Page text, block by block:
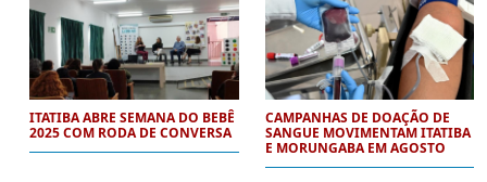
ITATIBA ABRE SEMANA DO BEBÊ
2025 COM RODA DE CONVERSA
CAMPANHAS DE DOAÇÃO DE
SANGUE MOVIMENTAM ITATIBA
E MORUNGABA EM AGOSTO